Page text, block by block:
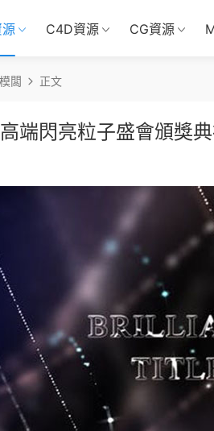
C4D資源 CG資源
闆 正文
端閃亮粒子盛會頒獎